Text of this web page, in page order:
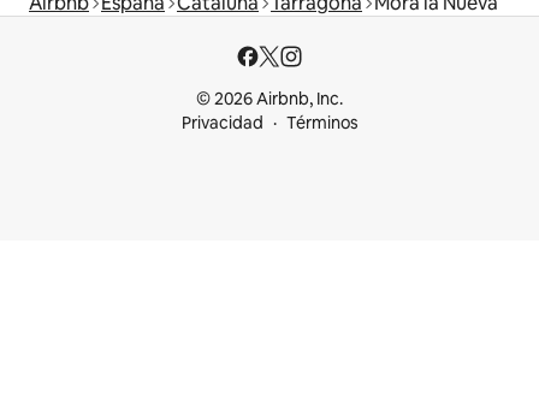
© 2026 Airbnb, Inc.
Privacidad
Términos